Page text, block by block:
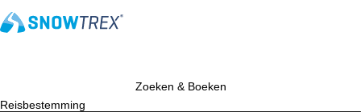
Zoeken & Boeken
Reisbestemming